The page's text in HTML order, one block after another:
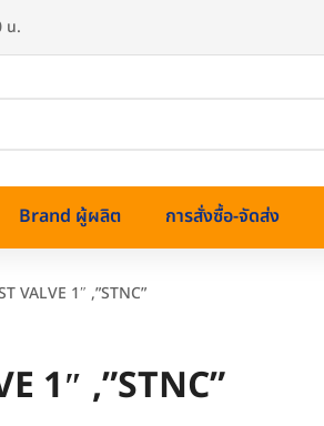
น.
Brand ผู้ผลิต การสั่งซื้อ-จัดส่ง
VALVE 1″ ,”STNC”
1″ ,”STNC”